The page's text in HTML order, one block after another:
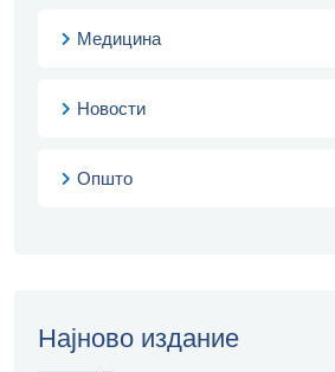
Медицина
Новости
Општо
Најново издание